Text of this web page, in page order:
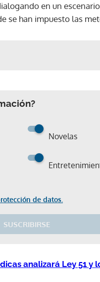
en un
se han impuesto las
Novelas
de datos.
SUSCRIBIRSE
analizará Ley 51